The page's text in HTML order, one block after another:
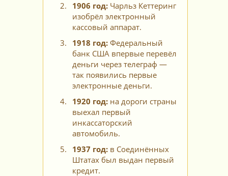
1906 год: Чарльз Кеттеринг
изобрёл электронный
кассовый аппарат.
1918 год: Федеральный
банк США впервые перевёл
деньги через телеграф —
так появились первые
электронные деньги.
1920 год: на дороги страны
выехал первый
инкассаторский
автомобиль.
1937 год: в Соединённых
Штатах был выдан первый
кредит.